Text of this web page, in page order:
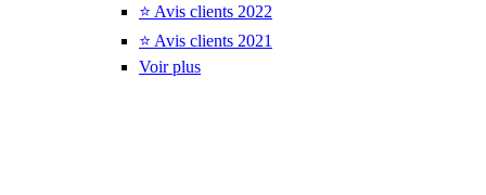
⭐ Avis clients 2022
⭐ Avis clients 2021
Voir plus